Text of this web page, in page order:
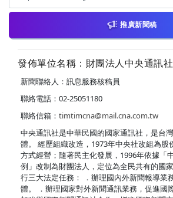
推廣新聞稿
發佈單位名稱：財團法人中央通訊社
新聞聯絡人：訊息服務核稿員
聯絡電話：02-25051180
聯絡信箱： timtimcna@mail.cna.com.tw
中央通訊社是中華民國的國家通訊社，是台
體。 經歷組織改造，1973年中央社改組為股
方式經營；隨著民主化發展，1996年依據「
例」改制為財團法人，定位為全民共有的國
行三大法定任務： ．辦理國內外新聞報導業
體。 ．辦理國家對外新聞通訊業務，促進國